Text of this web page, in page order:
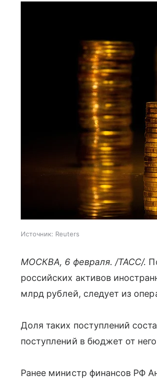
Источник: Reuters
МОСКВА, 6 февраля. /ТАСС/.
российских активов
млрд рублей, следует из
Доля таких поступлений
поступлений в бюджет от
Ранее министр финансов РФ